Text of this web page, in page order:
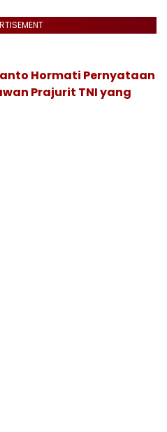
Hormati Pernyataan
Prajurit TNI yang